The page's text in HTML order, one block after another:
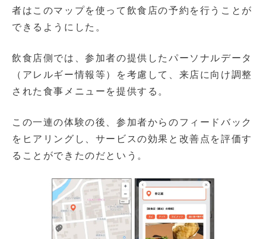
者はこのマップを使って飲食店の予約を行うことが
できるようにした。
飲食店側では、参加者の提供したパーソナルデータ
（アレルギー情報等）を考慮して、来店に向け調整
された食事メニューを提供する。
この一連の体験の後、参加者からのフィードバック
をヒアリングし、サービスの効果と改善点を評価す
ることができたのだという。